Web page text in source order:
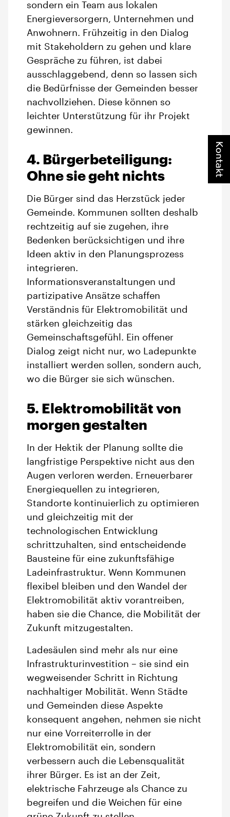
sondern ein Team aus lokalen
Energieversorgern, Unternehmen und
Anwohnern. Frühzeitig in den Dialog
mit Stakeholdern zu gehen und klare
Gespräche zu führen, ist dabei
ausschlaggebend, denn so lassen sich
die Bedürfnisse der Gemeinden besser
nachvollziehen. Diese können so
leichter Unterstützung für ihr Projekt
gewinnen.
4. Bürgerbeteiligung:
Ohne sie geht nichts
Die Bürger sind das Herzstück jeder
Gemeinde. Kommunen sollten deshalb
rechtzeitig auf sie zugehen, ihre
Bedenken berücksichtigen und ihre
Ideen aktiv in den Planungsprozess
integrieren.
Informationsveranstaltungen und
partizipative Ansätze schaffen
Verständnis für Elektromobilität und
stärken gleichzeitig das
Gemeinschaftsgefühl. Ein offener
Dialog zeigt nicht nur, wo Ladepunkte
installiert werden sollen, sondern auch,
wo die Bürger sie sich wünschen.
5. Elektromobilität von
morgen gestalten
In der Hektik der Planung sollte die
langfristige Perspektive nicht aus den
Augen verloren werden. Erneuerbarer
Energiequellen zu integrieren,
Standorte kontinuierlich zu optimieren
und gleichzeitig mit der
technologischen Entwicklung
schrittzuhalten, sind entscheidende
Bausteine für eine zukunftsfähige
Ladeinfrastruktur. Wenn Kommunen
flexibel bleiben und den Wandel der
Elektromobilität aktiv vorantreiben,
haben sie die Chance, die Mobilität der
Zukunft mitzugestalten.
Ladesäulen sind mehr als nur eine
Infrastrukturinvestition – sie sind ein
wegweisender Schritt in Richtung
nachhaltiger Mobilität. Wenn Städte
und Gemeinden diese Aspekte
konsequent angehen, nehmen sie nicht
nur eine Vorreiterrolle in der
Elektromobilität ein, sondern
verbessern auch die Lebensqualität
ihrer Bürger. Es ist an der Zeit,
elektrische Fahrzeuge als Chance zu
begreifen und die Weichen für eine
Kontakt